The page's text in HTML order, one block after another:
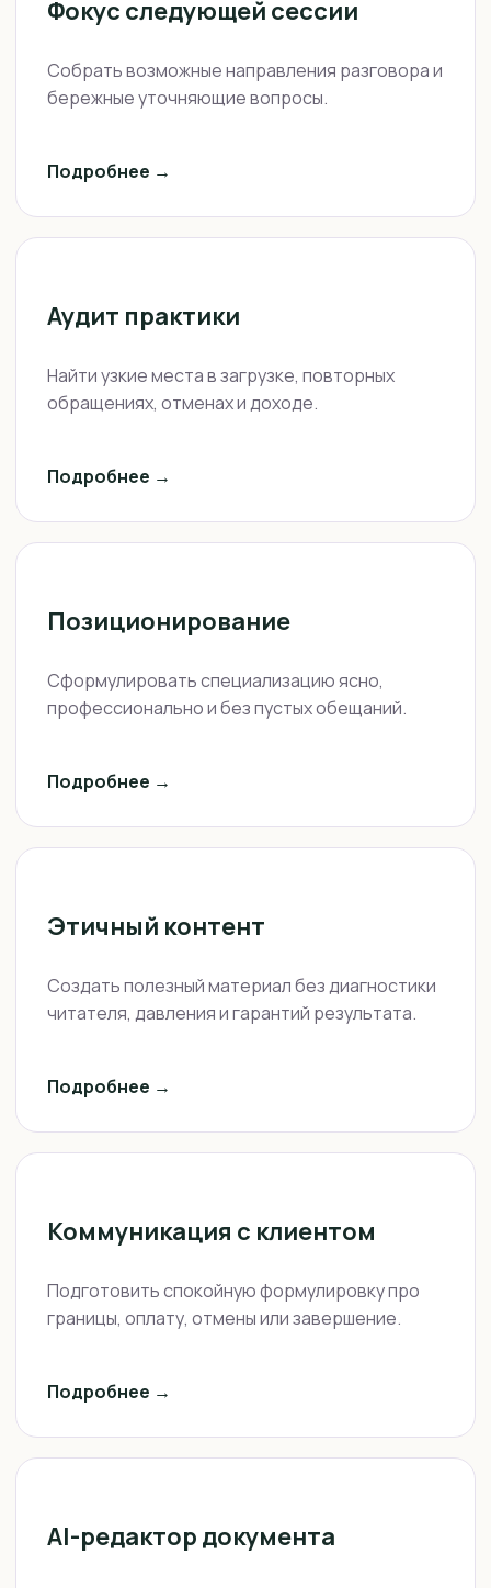
Фокус следующей сессии
Собрать возможные направления разговора и
бережные уточняющие вопросы.
Подробнее →
Аудит практики
Найти узкие места в загрузке, повторных
обращениях, отменах и доходе.
Подробнее →
Позиционирование
Сформулировать специализацию ясно,
профессионально и без пустых обещаний.
Подробнее →
Этичный контент
Создать полезный материал без диагностики
читателя, давления и гарантий результата.
Подробнее →
Коммуникация с клиентом
Подготовить спокойную формулировку про
границы, оплату, отмены или завершение.
Подробнее →
AI-редактор документа